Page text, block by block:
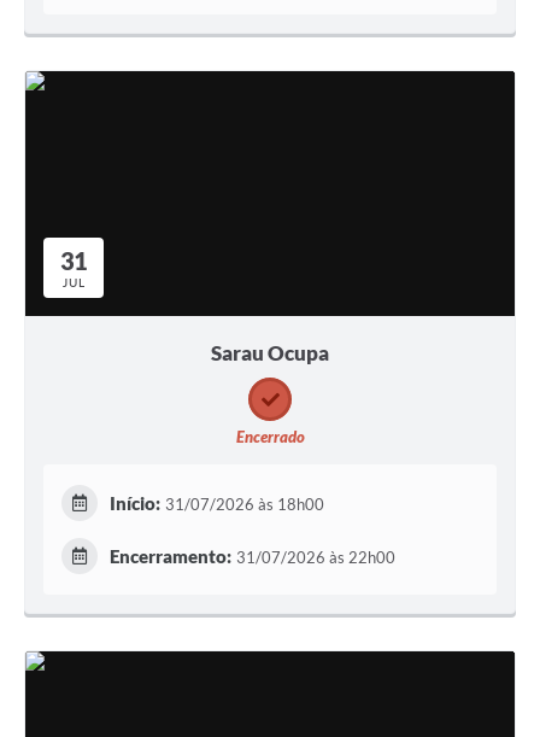
31
JUL
Sarau Ocupa
Encerrado
Início: 31/07/2026 às 18h00
Encerramento: 31/07/2026 às 22h00